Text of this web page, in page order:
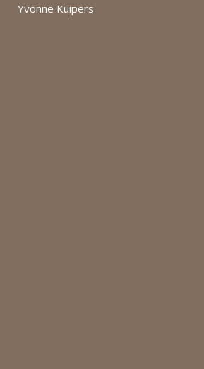
Yvonne Kuipers